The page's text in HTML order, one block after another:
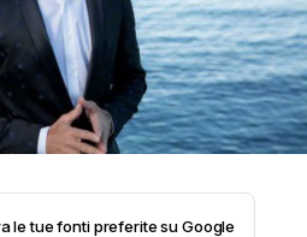
le tue fonti preferite su Google